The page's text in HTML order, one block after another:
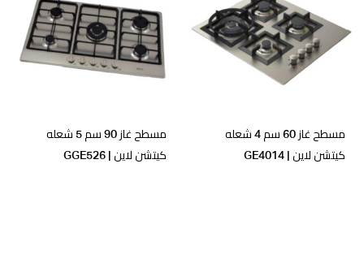
مسطح غاز 60 سم 4 شعله
كيتشن لاين | GE4014
to
wishlist
مسطح غاز 90 سم 5 شعله
كيتشن لاين | GGE526
to
wishlist